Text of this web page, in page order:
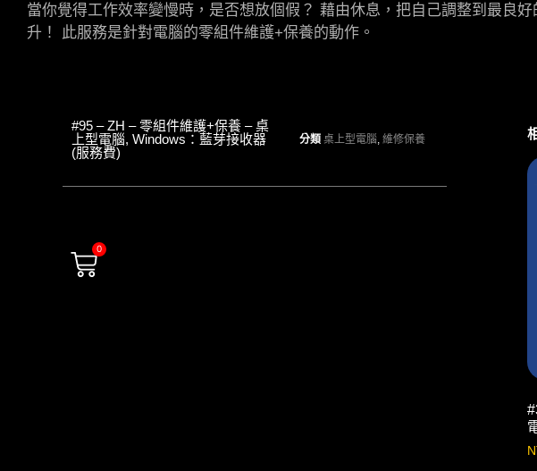
當你覺得工作效率變慢時，是否想放個假？ 藉由休息，把自己調整到最良
升！ 此服務是針對電腦的零組件維護+保養的動作。
#95 – ZH – 零組件維護+保養 – 桌
上型電腦, Windows：藍芽接收器
(服務費)
分類 桌上型電腦, 維修保養
0